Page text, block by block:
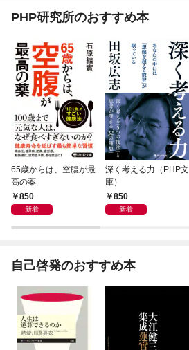
PHP研究所のおすすめ本
65歳からは、空腹が最
高の薬
850
新着
深く考える力（PHP文
庫）
850
新着
自己啓発のおすすめ本